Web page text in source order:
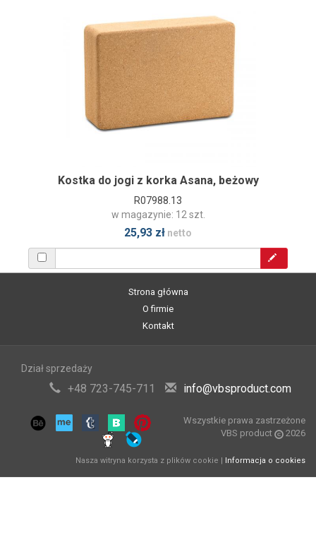
Kostka do jogi z korka Asana, beżowy
R07988.13
w magazynie: 12 szt.
25,93 zł netto
Strona główna
O firmie
Kontakt
Dział sprzedaży
+48 723-745-711 info@vbsproduct.com
Wszystkie prawa zastrzeżone
VBS product
2026
Nasza witryna korzysta z plików cookie | Informacja o cookies